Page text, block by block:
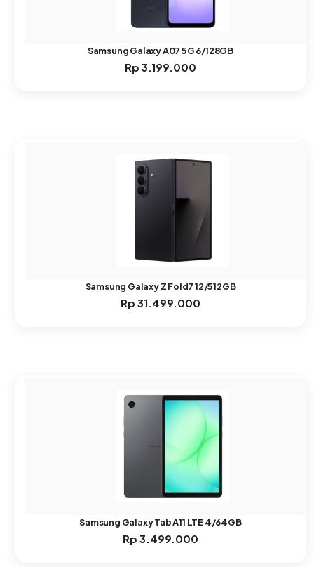
Samsung Galaxy A07 5G 6/128GB
Rp 3.199.000
Samsung Galaxy Z Fold7 12/512GB
Rp 31.499.000
Samsung Galaxy Tab A11 LTE 4/64GB
Rp 3.499.000